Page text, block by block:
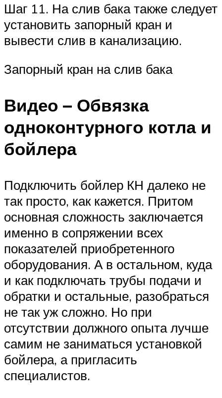
Шаг 11. На слив бака также следует
установить запорный кран и
вывести слив в канализацию.
Запорный кран на слив бака
Видео – Обвязка
одноконтурного котла и
бойлера
Подключить бойлер КН далеко не
так просто, как кажется. Притом
основная сложность заключается
именно в сопряжении всех
показателей приобретенного
оборудования. А в остальном, куда
и как подключать трубы подачи и
обратки и остальные, разобраться
не так уж сложно. Но при
отсутствии должного опыта лучше
самим не заниматься установкой
бойлера, а пригласить
специалистов.